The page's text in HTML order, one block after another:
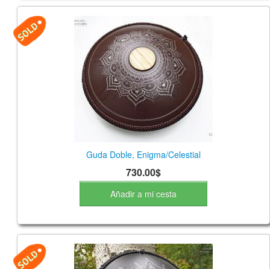
Guda Doble, Enigma/Celestial
730.00$
Añadir a mi cesta